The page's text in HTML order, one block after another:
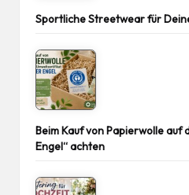
Sportliche Streetwear für
Beim Kauf von Papierwolle auf
Engel“ achten